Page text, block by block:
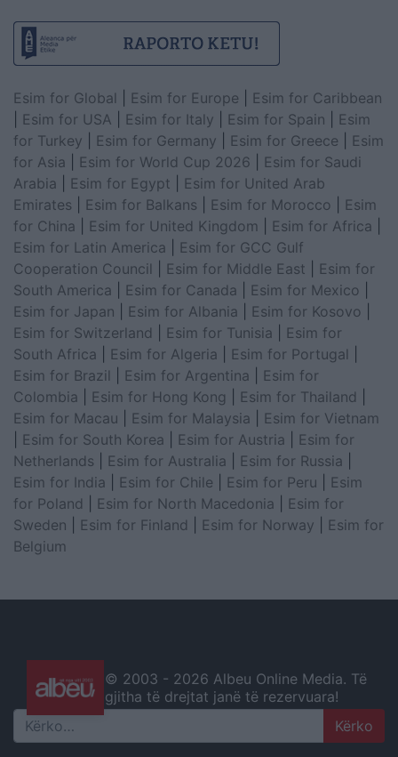
Esim for Global Esim for Europe
Esim for Caribbean
Esim for USA Esim for Italy Esim for Spain
Esim
for Turkey
Esim for Germany Esim for Greece
Esim
for Asia
Esim for World Cup 2026
Esim for Saudi
Arabia
Esim for Egypt
Esim for United Arab
Emirates
Esim for Balkans Esim for Morocco
Esim
for China
Esim for United Kingdom Esim for Africa
Esim for Latin America
Esim for GCC Gulf
Cooperation Council
Esim for Middle East
Esim for
South America
Esim for Canada Esim for Mexico
Esim for Japan
Esim for Albania Esim for Kosovo
Esim for Switzerland
Esim for Tunisia
Esim for
South Africa
Esim for Algeria Esim for Portugal
Esim for Brazil
Esim for Argentina
Esim for
Colombia
Esim for Hong Kong Esim for Thailand
Esim for Macau
Esim for Malaysia
Esim for Vietnam
Esim for South Korea Esim for Austria
Esim for
Netherlands
Esim for Australia Esim for Russia
Esim for India
Esim for Chile Esim for Peru
Esim
for Poland
Esim for North Macedonia
Esim for
Sweden
Esim for Finland Esim for Norway
Esim for
Belgium
© 2003 - 2026 Albeu Online Media. Të
gjitha të drejtat janë të rezervuara!
Search